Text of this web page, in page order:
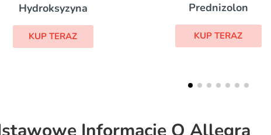
Prednizolon
KUP TERAZ
Diphergan
KUP TERAZ